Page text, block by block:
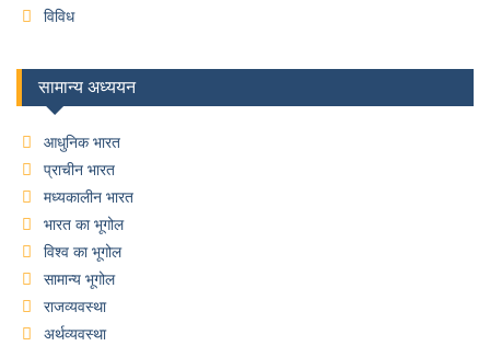
विविध
सामान्य अध्ययन
आधुनिक भारत
प्राचीन भारत
मध्यकालीन भारत
भारत का भूगोल
विश्व का भूगोल
सामान्य भूगोल
राजव्यवस्था
अर्थव्यवस्था